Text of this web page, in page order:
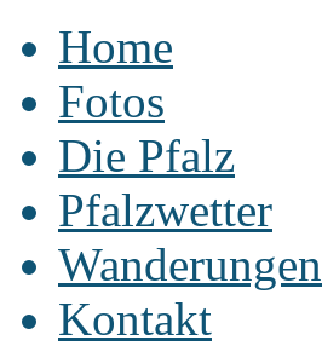
Home
Fotos
Die Pfalz
Pfalzwetter
Wanderungen
Kontakt